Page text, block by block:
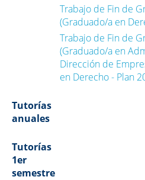
Trabajo de Fin de
(Graduado/a en
Trabajo de Fin de
(Graduado/a en
Dirección de
en Derecho - Plan
Tutorías
anuales
Tutorías
1er
semestre